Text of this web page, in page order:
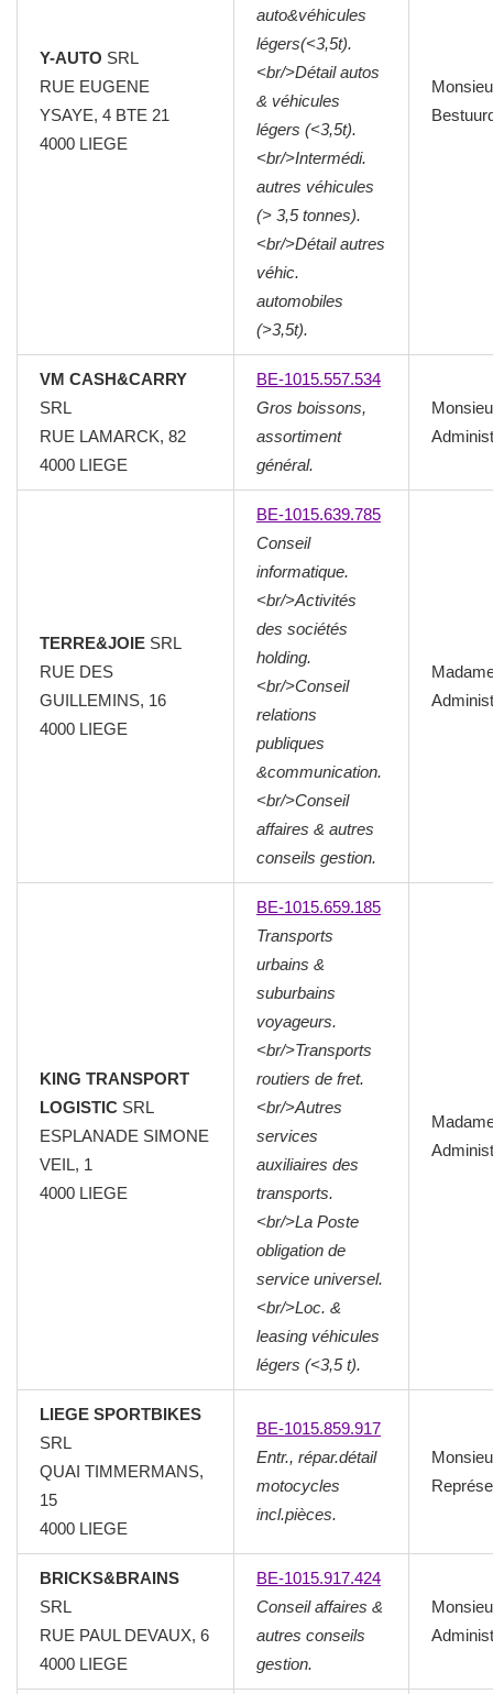
Y-AUTO SRL
RUE EUGENE
YSAYE, 4 BTE 21
4000 LIEGE
auto&véhicules
légers(<3,5t).
<br/>Détail autos
& véhicules
légers (<3,5t).
<br/>Intermédi.
autres véhicules
(> 3,5 tonnes).
<br/>Détail autres
véhic.
automobiles
(>3,5t).
VM CASH&CARRY
SRL
RUE LAMARCK, 82
4000 LIEGE
BE-1015.557.534
Gros boissons,
assortiment
général.
TERRE&JOIE SRL
RUE DES
GUILLEMINS, 16
4000 LIEGE
BE-1015.639.785
Conseil
informatique.
<br/>Activités
des sociétés
holding.
<br/>Conseil
relations
publiques
&communication.
<br/>Conseil
affaires & autres
conseils gestion.
KING TRANSPORT
LOGISTIC SRL
ESPLANADE SIMONE
VEIL, 1
4000 LIEGE
BE-1015.659.185
Transports
urbains &
suburbains
voyageurs.
<br/>Transports
routiers de fret.
<br/>Autres
services
auxiliaires des
transports.
<br/>La Poste
obligation de
service universel.
<br/>Loc. &
leasing véhicules
légers (<3,5 t).
LIEGE SPORTBIKES
SRL
QUAI TIMMERMANS,
15
4000 LIEGE
BE-1015.859.917
Entr., répar.détail
motocycles
incl.pièces.
BRICKS&BRAINS
SRL
RUE PAUL DEVAUX, 6
4000 LIEGE
BE-1015.917.424
Conseil affaires &
autres conseils
gestion.